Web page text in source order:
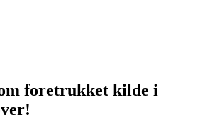
foretrukket kilde i